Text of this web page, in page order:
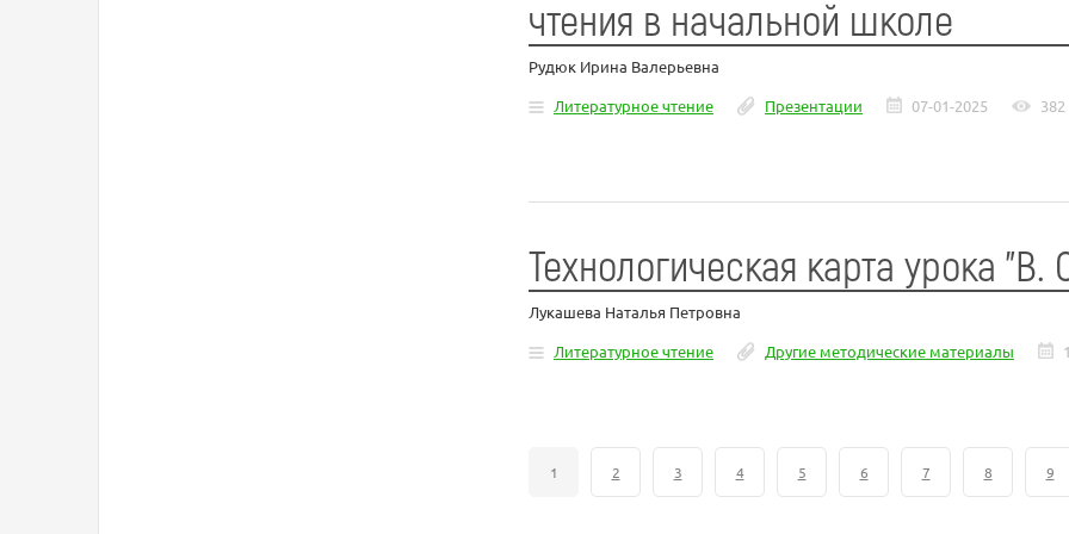
чтения в начальной школе
Рудюк Ирина Валерьевна
Литературное чтение
Презентации 07-01-2025 382
Технологическая карта урока
Лукашева Наталья Петровна
Литературное чтение
Другие методические материалы
1 2 3 4 5 6 7 8 9